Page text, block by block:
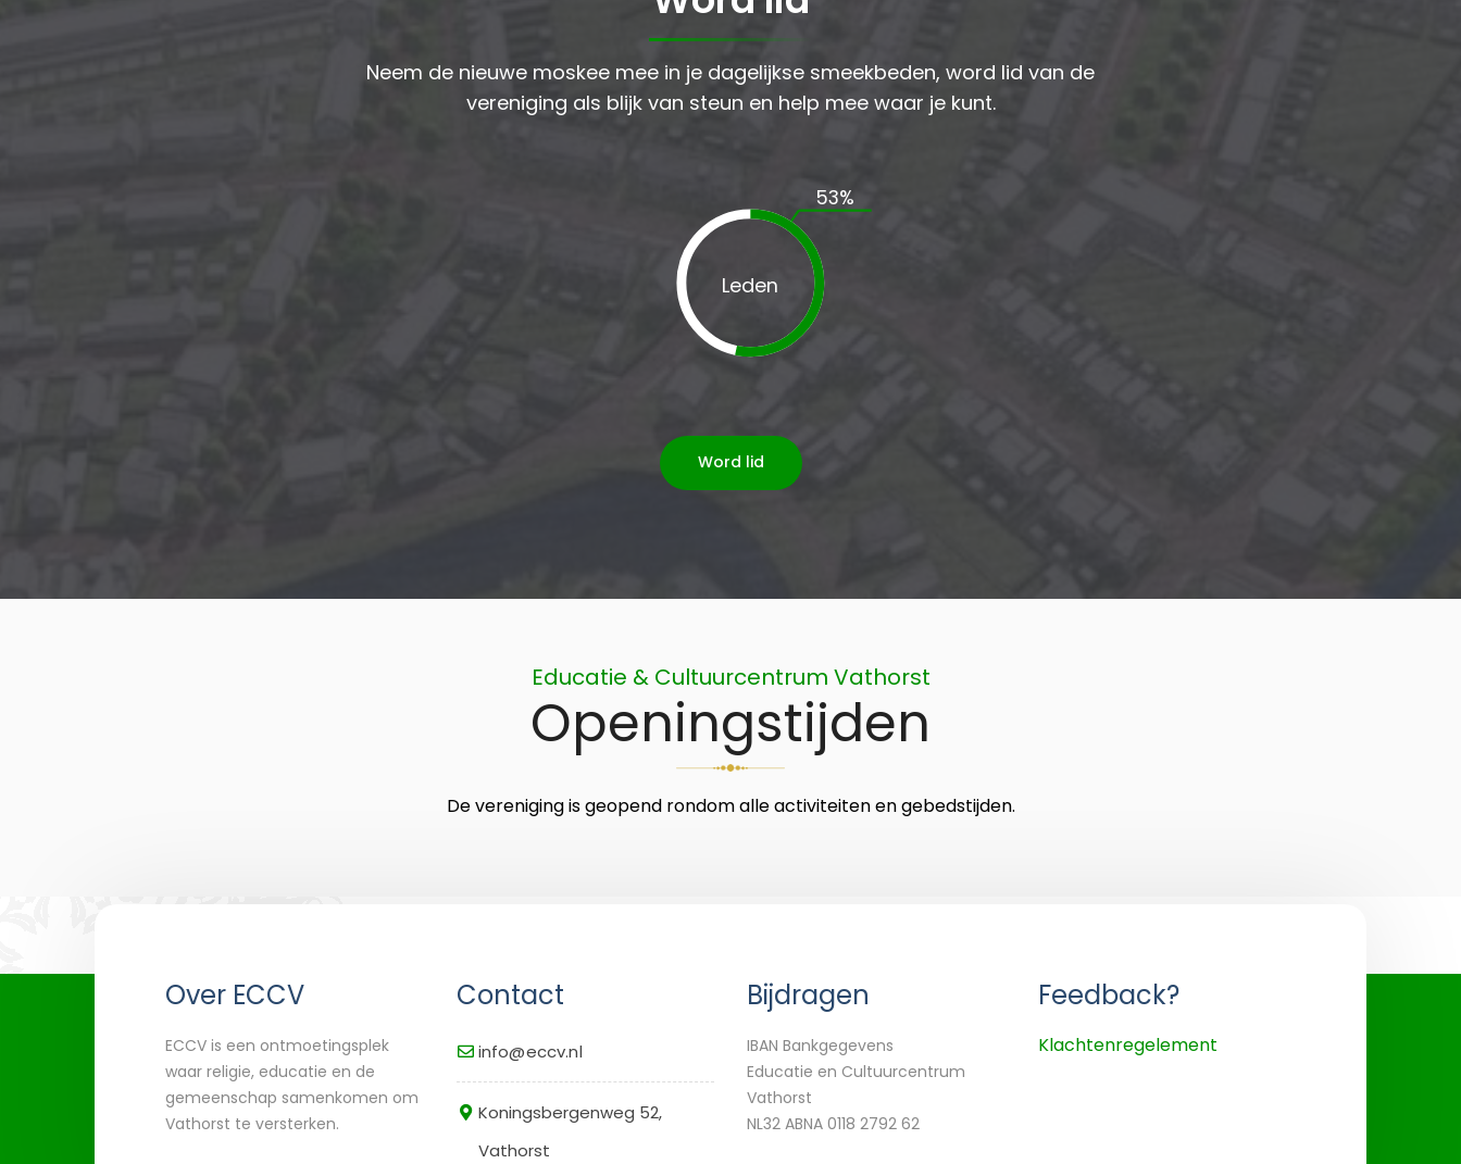
Neem de nieuwe moskee mee in je dagelijkse smeekbeden, word lid van de
vereniging als blijk van steun en help mee waar je kunt.
Leden
53%
Word lid
Educatie & Cultuurcentrum Vathorst
Openingstijden
De vereniging is geopend rondom alle activiteiten en gebedstijden.
Over ECCV
ECCV is een ontmoetingsplek
waar religie, educatie en de
gemeenschap samenkomen om
Vathorst te versterken.
Contact
info@eccv.nl
Koningsbergenweg 52,
Vathorst
Bijdragen
IBAN Bankgegevens
Educatie en Cultuurcentrum
Vathorst
NL32 ABNA 0118 2792 62
Feedback?
Klachtenregelement